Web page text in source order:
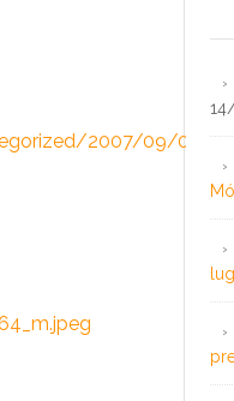
2007/09/04/